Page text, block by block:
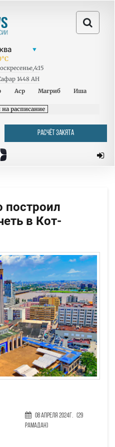
°C
,4:15
1448 AH
Аср Магриб Иша
расписание
РАСЧЁТ ЗАКЯТА
построил
в Кот-
08 Апреля 2024г. (29
Рамадан)